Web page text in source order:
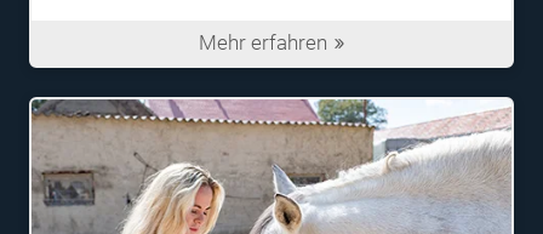
Mehr erfahren